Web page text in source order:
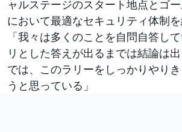
ャルステージのスタート地点とゴ
において最適なセキュリティ体制を
「我々は多くのことを自問自答し
リとした答えが出るまでは結論は
では、このラリーをしっかりやり
うと思っている」